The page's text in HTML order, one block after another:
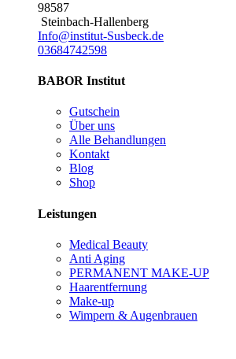
98587
Steinbach-Hallenberg
Info@institut-Susbeck.de
03684742598
BABOR Institut
Gutschein
Über uns
Alle Behandlungen
Kontakt
Blog
Shop
Leistungen
Medical Beauty
Anti Aging
PERMANENT MAKE-UP
Haarentfernung
Make-up
Wimpern & Augenbrauen